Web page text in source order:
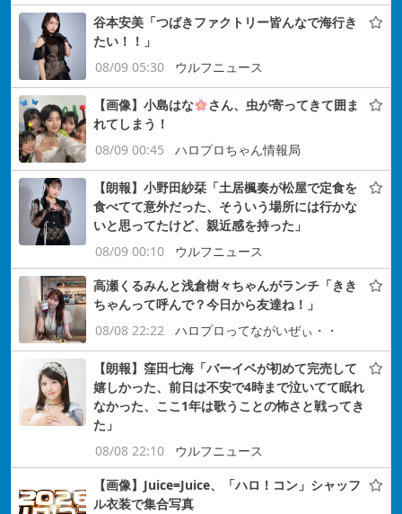
谷本安美「つばきファクトリー皆んなで海行き
たい！！」
08/09 05:30
ウルフニュース
【画像】小島はな
さん、虫が寄ってきて囲ま
れてしまう！
08/09 00:45
ハロプロちゃん情報局
【朗報】小野田紗栞「土居楓奏が松屋で定食を
食べてて意外だった、そういう場所には行かな
いと思ってたけど、親近感を持った」
08/09 00:10
ウルフニュース
高瀬くるみんと浅倉樹々ちゃんがランチ「きき
ちゃんって呼んで？今日から友達ね！」
08/08 22:22
ハロプロってながいぜぃ・・
【朗報】窪田七海「バーイベが初めて完売して
嬉しかった、前日は不安で4時まで泣いてて眠れ
なかった、ここ1年は歌うことの怖さと戦ってき
た」
08/08 22:10
ウルフニュース
【画像】Juice=Juice、「ハロ！コン」シャッフ
ル衣装で集合写真